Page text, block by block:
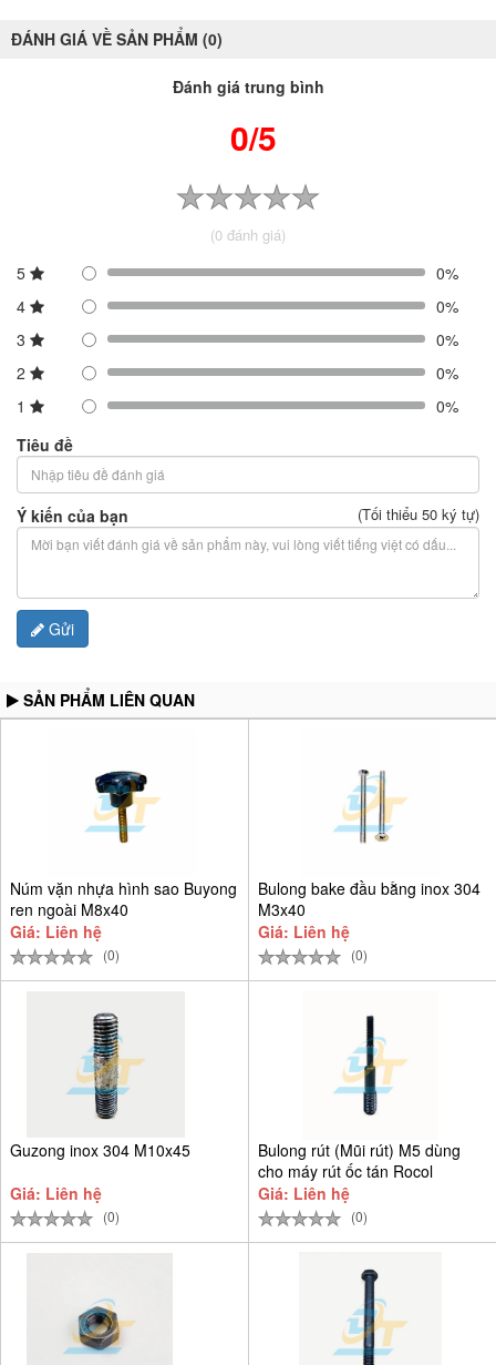
ĐÁNH GIÁ VỀ SẢN PHẨM (0)
Đánh giá trung bình
0/5
(0 đánh giá)
5
0%
4
0%
3
0%
2
0%
1
0%
Tiêu đề
Ý kiến của bạn (Tối thiểu 50 ký tự)
Gửi
SẢN PHẨM LIÊN QUAN
Núm vặn nhựa hình sao Buyong
ren ngoài M8x40
Giá: Liên hệ
(0)
Bulong bake đầu bằng inox 304
M3x40
Giá: Liên hệ
(0)
Guzong inox 304 M10x45
Giá: Liên hệ
(0)
Bulong rút (Mũi rút) M5 dùng
cho máy rút ốc tán Rocol
Giá: Liên hệ
(0)